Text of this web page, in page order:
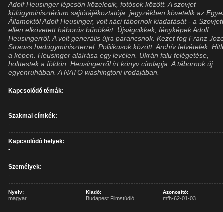
Adolf Heusinger lépcsőn közeledik, fotósok között. A szovjet
külügyminisztérium sajtótájékoztatója: jegyzékben követelik az
Államoktól Adolf Heusinger, volt náci tábornok kiadatását - a
ellen elkövetett háborús bűnökért. Újságcikkek, fényképek Adolf
Heusingerről. A volt generális újra parancsnok. Kezet fog Franz
Strauss hadügyminiszterrel. Politikusok között. Archív felvételek:
a képen. Heusinger aláírása egy levélen. Ukrán falu felégetése,
holttestek a földön. Heusingerről írt könyv címlapja. A tábornok új
egyenruhában. A NATO washingtoni irodájában.
Kapcsolódó témák:
-
Szakmai címkék:
-
Kapcsolódó helyek:
-
Személyek:
-
Nyelv:
magyar
Kiadó:
Budapest Filmstúdió
Azonosító:
mfh-62-01-03